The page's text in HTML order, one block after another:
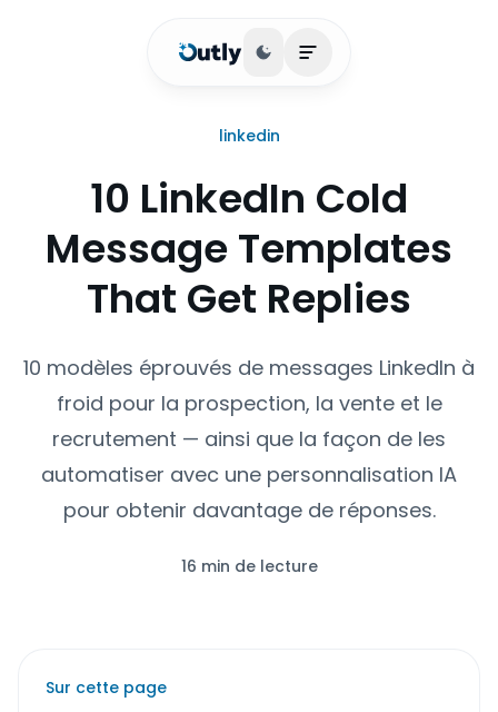
Basculer le thème
Ouvrir le menu
linkedin
10 LinkedIn Cold
Message Templates
That Get Replies
10 modèles éprouvés de messages LinkedIn à
froid pour la prospection, la vente et le
recrutement — ainsi que la façon de les
automatiser avec une personnalisation IA
pour obtenir davantage de réponses.
16 min de lecture
Sur cette page